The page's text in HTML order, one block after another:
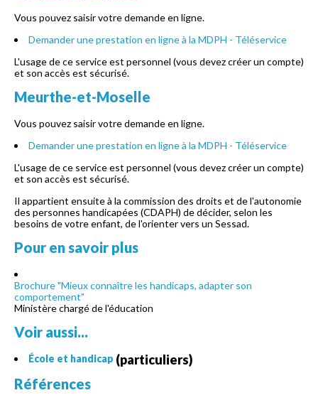
Vous pouvez saisir votre demande en ligne.
Demander une prestation en ligne à la MDPH - Téléservice
L'usage de ce service est personnel (vous devez créer un compte)
et son accès est sécurisé.
Meurthe-et-Moselle
Vous pouvez saisir votre demande en ligne.
Demander une prestation en ligne à la MDPH - Téléservice
L'usage de ce service est personnel (vous devez créer un compte)
et son accès est sécurisé.
Il appartient ensuite à la commission des droits et de l'autonomie
des personnes handicapées (CDAPH) de décider, selon les
besoins de votre enfant, de l'orienter vers un Sessad.
Pour en savoir plus
Brochure "Mieux connaître les handicaps, adapter son
comportement"
Ministère chargé de l'éducation
Voir aussi...
École et handicap (particuliers)
Références